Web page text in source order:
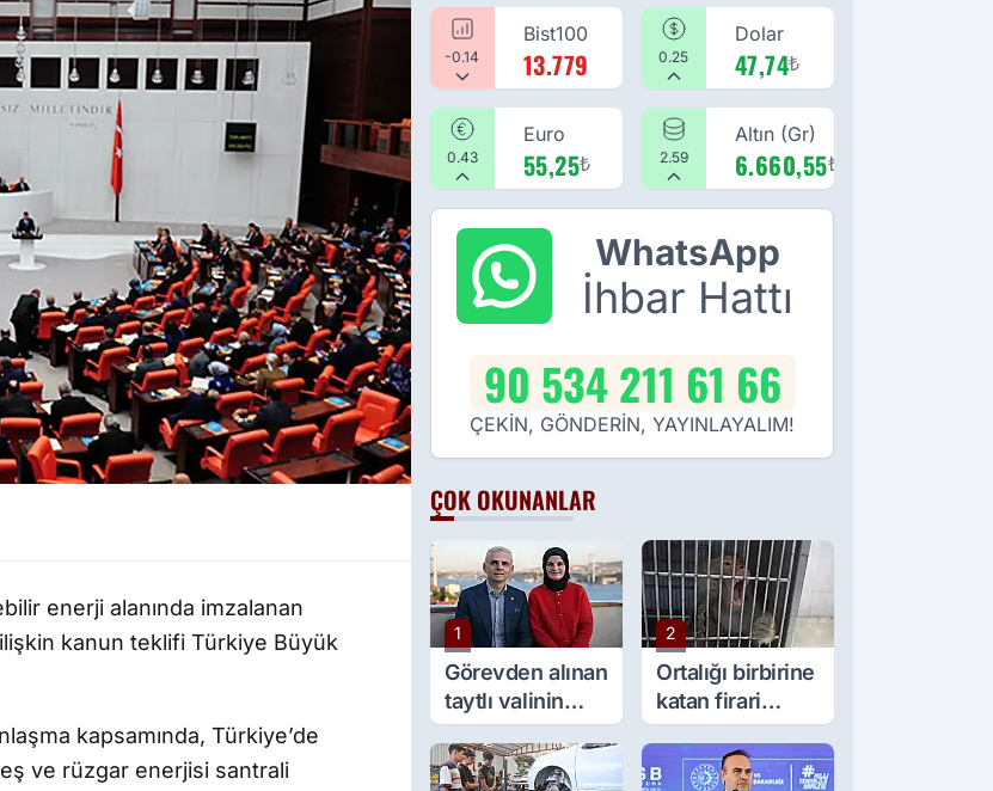
enerji alanında imzalanan
kanun teklifi Türkiye Büyük
kapsamında, Türkiye’de
ve rüzgar enerjisi santrali
-0.14
Bist100
13.779 0.25
Dolar
47,74₺
0.43
Euro
55,25₺ 2.59
Altın (Gr)
6.660,55₺
WhatsApp
İhbar Hattı
90 534 211 61 66
ÇEKİN, GÖNDERİN, YAYINLAYALIM!
ÇOK OKUNANLAR
1
Görevden alınan
taytlı valinin
eşine sürpriz
görev
2
Ortalığı birbirine
katan firari
maymun, kadını
yaraladı